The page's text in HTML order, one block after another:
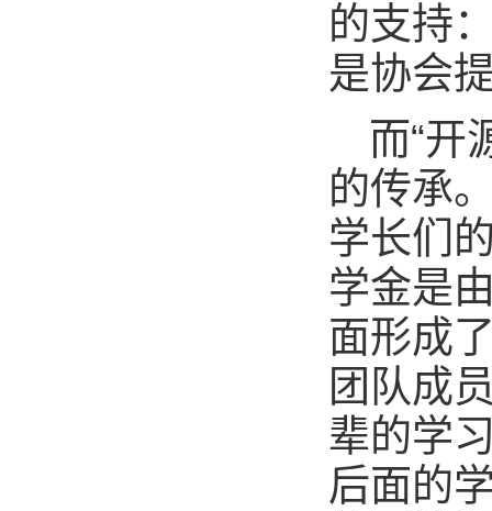
的支持
是协会
而“开
的传承
学长们
学金是
面形成
团队成
辈的学
后面的